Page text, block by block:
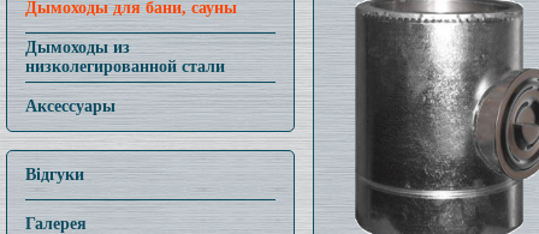
Дымоходы для бани, сауны
Дымоходы из
низколегированной стали
Аксессуары
Відгуки
Галерея